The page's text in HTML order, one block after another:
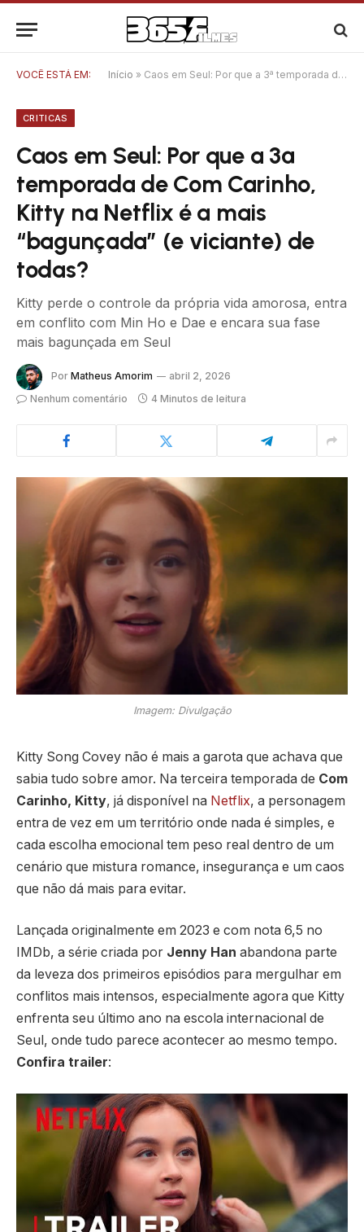
VOCÊ ESTÁ EM: Início » Caos em Seul: Por que a 3ª temporada de Com Carinho, Kitty na Netflix é a mais “bagunçada” (e viciante) de todas?
CRITICAS
Caos em Seul: Por que a 3ª
temporada de Com Carinho,
Kitty na Netflix é a mais
“bagunçada” (e viciante) de
todas?
Kitty perde o controle da própria vida amorosa, entra
em conflito com Min Ho e Dae e encara sua fase
mais bagunçada em Seul
Por Matheus Amorim
abril 2, 2026
Nenhum comentário
4 Minutos de leitura
Imagem: Divulgação
Kitty Song Covey não é mais a garota que achava que
sabia tudo sobre amor. Na terceira temporada de Com
Carinho, Kitty, já disponível na Netflix, a personagem
entra de vez em um território onde nada é simples, e
cada escolha emocional tem peso real dentro de um
cenário que mistura romance, insegurança e um caos
que não dá mais para evitar.
Lançada originalmente em 2023 e com nota 6,5 no
IMDb, a série criada por Jenny Han abandona parte
da leveza dos primeiros episódios para mergulhar em
conflitos mais intensos, especialmente agora que Kitty
enfrenta seu último ano na escola internacional de
Seul, onde tudo parece acontecer ao mesmo tempo.
Confira trailer: